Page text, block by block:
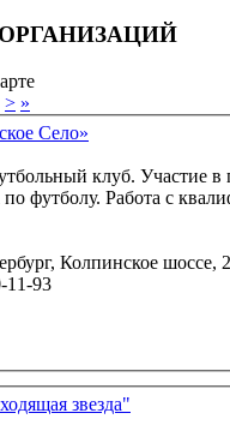
> »
Село»
клуб. Участие в
по футболу. Работа с
Колпинское шоссе,
11-93
звезда"